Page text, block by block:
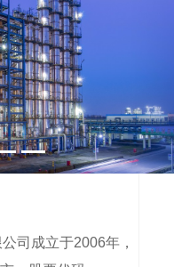
司成立于2006年，